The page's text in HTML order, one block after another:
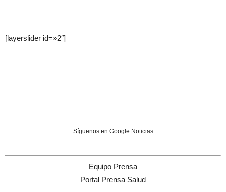
[layerslider id=»2″]
Síguenos en Google Noticias
Equipo Prensa
Portal Prensa Salud